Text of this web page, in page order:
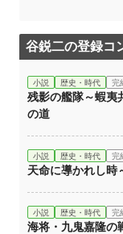
谷鋭二の登録コ
小説 歴史・時代 完
残影の艦隊～蝦夷
の道
小説 歴史・時代 完
天命に導かれし時
小説 歴史・時代 完
海将・九鬼嘉隆の